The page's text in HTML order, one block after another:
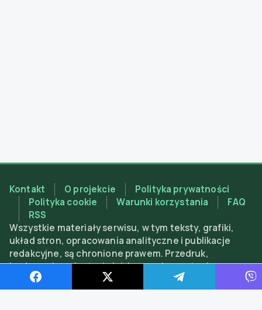
Kontakt O projekcie
Polityka prywatności
Polityka cookie
Warunki korzystania
FAQ
RSS
Wszystkie materiały serwisu, w tym teksty, grafiki,
układ stron, opracowania analityczne i publikacje
redakcyjne, są chronione prawem. Przedruk,
kopiowanie, adaptacja lub inne wykorzystanie
materiałów są dozwolone wyłącznie z obowiązkowym
aktywnym linkiem do magnitca.com; użycie bez